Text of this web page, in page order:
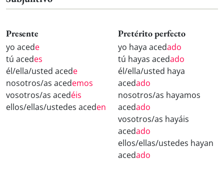
Presente
yo acede
tú acedes
él/ella/usted acede
nosotros/as acedemos
vosotros/as acedéis
ellos/ellas/ustedes aceden
Pretérito perfecto
yo haya acedado
tú hayas acedado
él/ella/usted haya
acedado
nosotros/as hayamos
acedado
vosotros/as hayáis
acedado
ellos/ellas/ustedes hayan
acedado